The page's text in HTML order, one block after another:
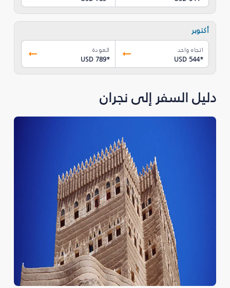
أكتوبر
اتجاه واحد
USD 544*
العودة
USD 789*
دليل السفر إلى نجران‎